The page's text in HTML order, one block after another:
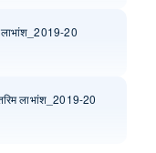
लाभांश_2019-20
लाभांश_2019-20